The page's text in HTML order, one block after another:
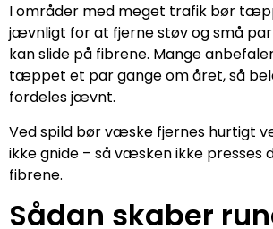
I områder med meget trafik bør
jævnligt for at fjerne støv og små
kan slide på fibrene. Mange
tæppet et par gange om året, så
fordeles jævnt.
Ved spild bør væske fjernes hurtigt
ikke gnide – så væsken ikke presses
fibrene.
Sådan skaber